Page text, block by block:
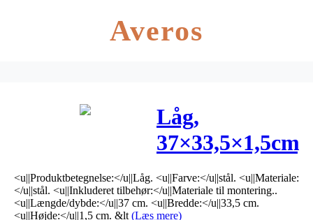
Averos
Låg,
37×33,5×1,5cm,
stål
<u||Produktbetegnelse:</u||Låg. <u||Farve:</u||stål. <u||Materiale:
</u||stål. <u||Inkluderet tilbehør:</u||Materiale til montering..
<u||Længde/dybde:</u||37 cm. <u||Bredde:</u||33,5 cm.
<u||Højde:</u||1,5 cm. &lt (Læs mere)